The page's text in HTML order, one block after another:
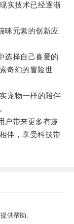
实技术已经逐渐
元素的创新应
择自己喜爱的
奇幻的冒险世
宠物一样的陪伴
带来更多有趣
伴，享受科技带
供帮助。